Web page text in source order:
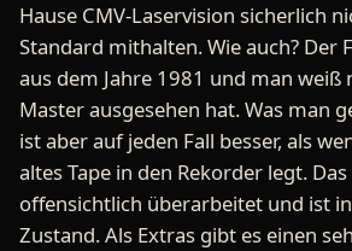
Hause CMV-Laservision sicherlich
Standard mithalten. Wie auch? Der
aus dem Jahre 1981 und man weiß
Master ausgesehen hat. Was man
ist aber auf jeden Fall besser, als
altes Tape in den Rekorder legt.
offensichtlich überarbeitet und ist
Zustand. Als Extras gibt es einen